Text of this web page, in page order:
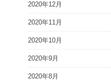
2020年12月
2020年11月
2020年10月
2020年9月
2020年8月